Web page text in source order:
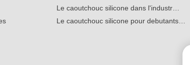
Le caoutchouc silicone dans l'industr…
Le caoutchouc silicone pour debutants…